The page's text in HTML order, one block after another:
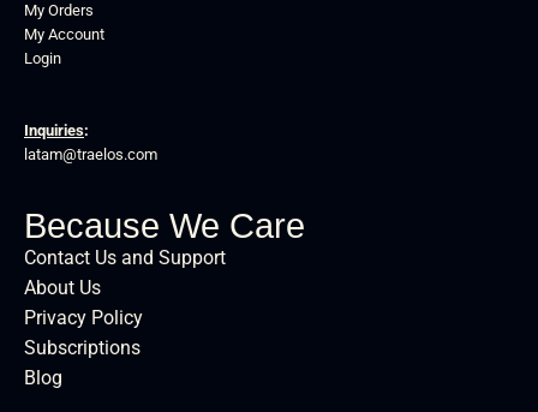
My Orders
My Account
Login
Inquiries:
latam@traelos.com
Because We Care
Contact Us and Support
About Us
Privacy Policy
Subscriptions
Blog